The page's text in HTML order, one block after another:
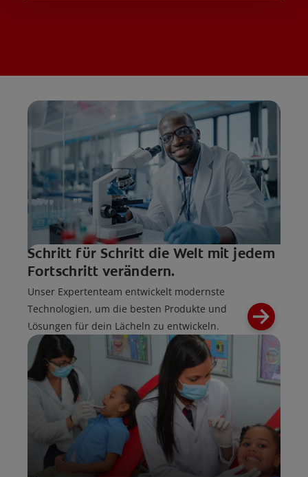
Schritt für Schritt die Welt mit jedem
Fortschritt verändern.
Unser Expertenteam entwickelt modernste
Technologien, um die besten Produkte und
Lösungen für dein Lächeln zu entwickeln.